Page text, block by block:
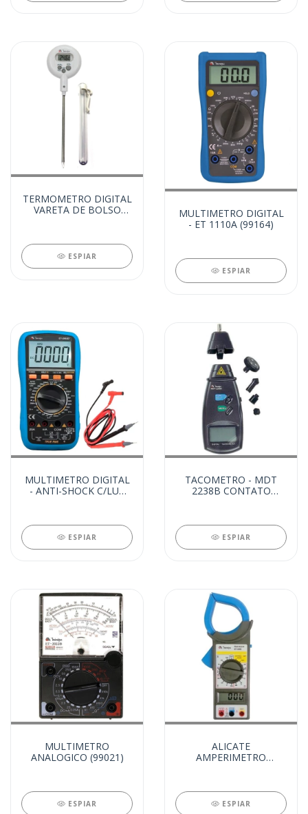
TERMOMETRO DIGITAL
VARETA DE BOLSO
ESPIAR
MULTIMETRO DIGITAL
- ET 1110A (99164)
ESPIAR
MULTIMETRO DIGITAL
- ANTI-SHOCK C/LUZ
ESPIAR
TACOMETRO - MDT
2238B CONTATO
ESPIAR
MULTIMETRO
ANALOGICO (99021)
ESPIAR
ALICATE
AMPERIMETRO
ESPIAR